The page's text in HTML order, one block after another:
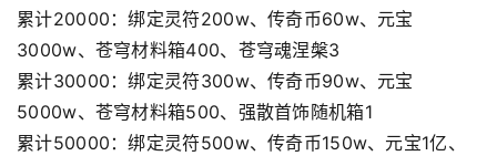
累计20000：绑定灵符200w、传奇币60w、元宝
3000w、苍穹材料箱400、苍穹魂涅槃3
累计30000：绑定灵符300w、传奇币90w、元宝
5000w、苍穹材料箱500、强散首饰随机箱1
累计50000：绑定灵符500w、传奇币150w、元宝1亿、